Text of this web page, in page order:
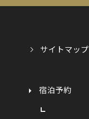
サイトマップ
宿泊予約